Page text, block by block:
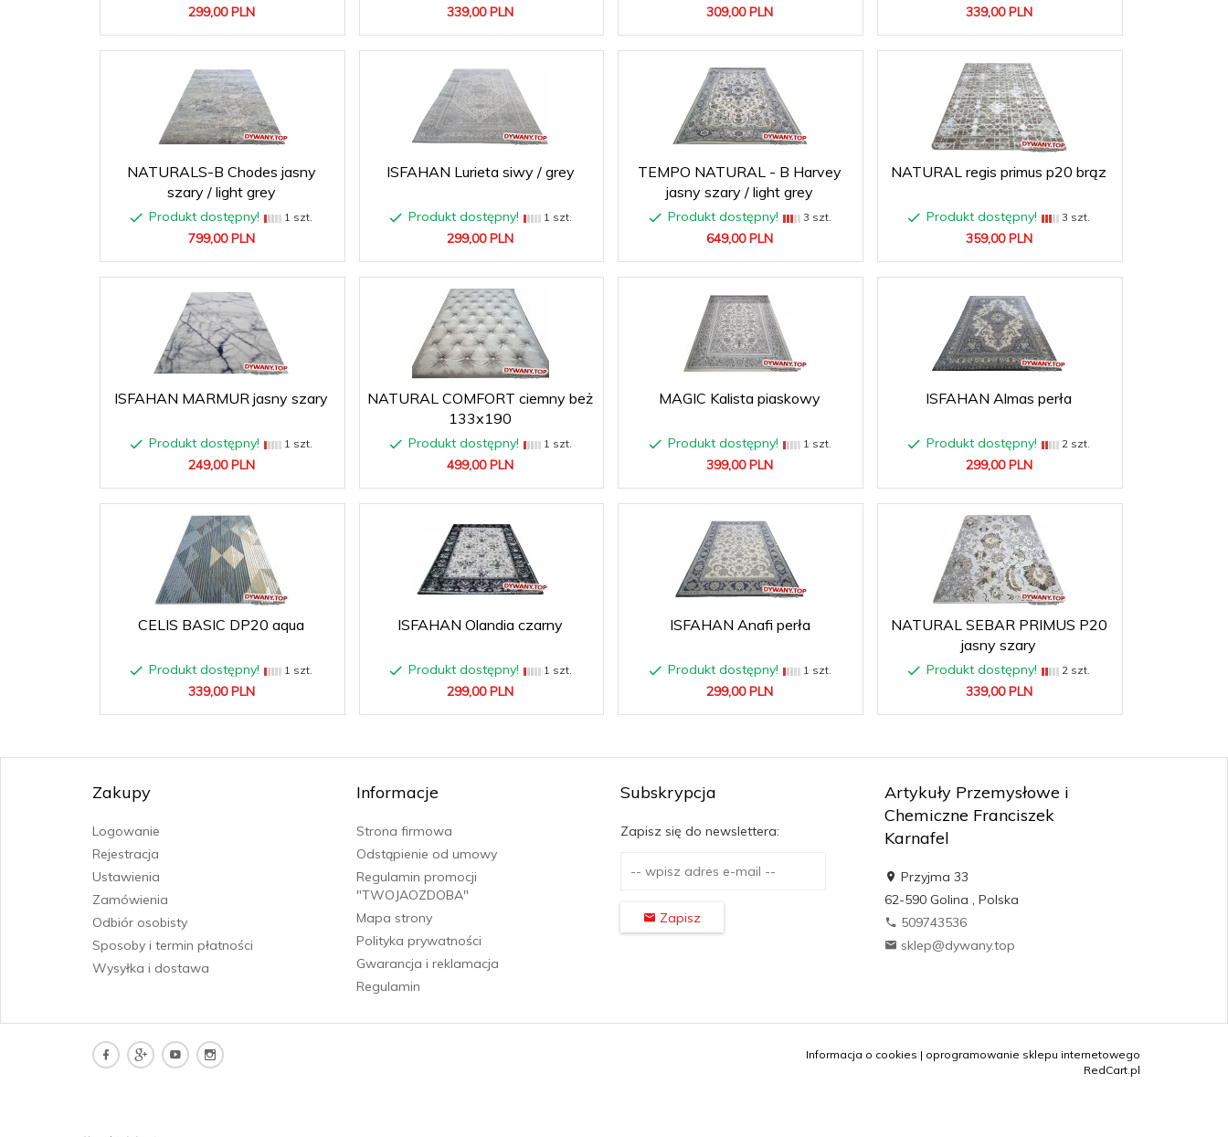
299,00 PLN 339,00 PLN 309,00 PLN 339,00 PLN
NATURALS-B Chodes jasny
szary / light grey
Produkt dostępny! 1 szt.
799,00 PLN
ISFAHAN Lurieta siwy / grey
Produkt dostępny! 1 szt.
299,00 PLN
TEMPO NATURAL - B Harvey
jasny szary / light grey
Produkt dostępny! 3 szt.
649,00 PLN
NATURAL regis primus p20 brąz
Produkt dostępny! 3 szt.
359,00 PLN
ISFAHAN MARMUR jasny szary
Produkt dostępny! 1 szt.
249,00 PLN
NATURAL COMFORT ciemny beż
133x190
Produkt dostępny! 1 szt.
499,00 PLN
MAGIC Kalista piaskowy
Produkt dostępny! 1 szt.
399,00 PLN
ISFAHAN Almas perła
Produkt dostępny! 2 szt.
299,00 PLN
CELIS BASIC DP20 aqua
Produkt dostępny! 1 szt.
339,00 PLN
ISFAHAN Olandia czarny
Produkt dostępny! 1 szt.
299,00 PLN
ISFAHAN Anafi perła
Produkt dostępny! 1 szt.
299,00 PLN
NATURAL SEBAR PRIMUS P20
jasny szary
Produkt dostępny! 2 szt.
339,00 PLN
Zakupy
Logowanie
Rejestracja
Ustawienia
Zamówienia
Odbiór osobisty
Sposoby i termin płatności
Wysyłka i dostawa
Informacje
Strona firmowa
Odstąpienie od umowy
Regulamin promocji
"TWOJAOZDOBA"
Mapa strony
Polityka prywatności
Gwarancja i reklamacja
Regulamin
Subskrypcja
Zapisz się do newslettera:
Zapisz
Artykuły Przemysłowe i
Chemiczne Franciszek
Karnafel
Przyjma 33
62-590 Golina , Polska
509743536
sklep@dywany.top
Informacja o cookies | oprogramowanie sklepu internetowego
RedCart.pl